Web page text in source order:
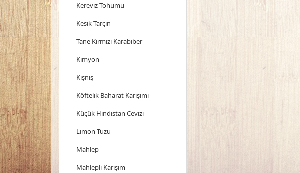
Kereviz Tohumu
Kesik Tarçın
Tane Kırmızı Karabiber
Kimyon
Kişniş
Köftelik Baharat Karışımı
Küçük Hindistan Cevizi
Limon Tuzu
Mahlep
Mahlepli Karışım